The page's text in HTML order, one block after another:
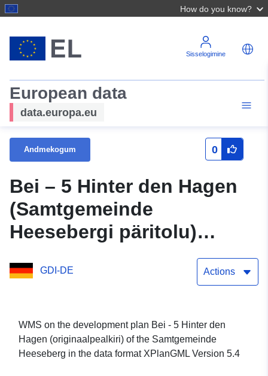
How do you know?
Sisselogimine
European data
data.europa.eu
Andmekogum 0
Bei – 5 Hinter den Hagen
(Samtgemeinde
Heesebergi päritolu)
GDI-DE Actions
WMS on the development plan Bei - 5 Hinter den
Hagen (originaalpealkiri) of the Samtgemeinde
Heeseberg in the data format XPlanGML Version 5.4